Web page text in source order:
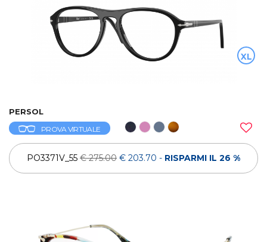
XL
PERSOL
PROVA VIRTUALE
PO3371V_55 € 275.00 € 203.70 - RISPARMI IL 26 %